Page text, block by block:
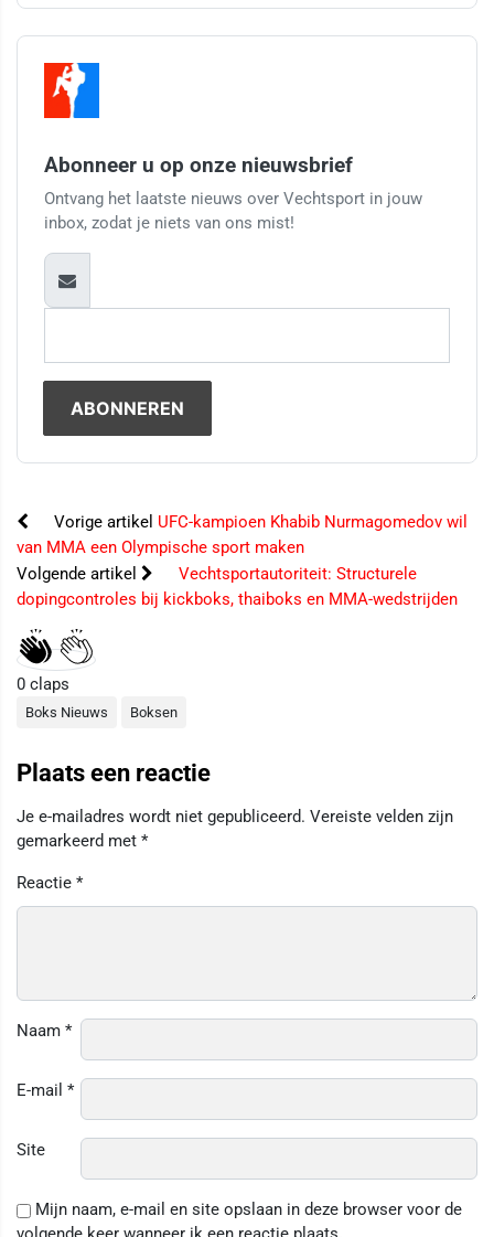
Abonneer u op onze nieuwsbrief
Ontvang het laatste nieuws over Vechtsport in jouw
inbox, zodat je niets van ons mist!
Vorige artikel UFC-kampioen Khabib Nurmagomedov wil
van MMA een Olympische sport maken
Volgende artikel
Vechtsportautoriteit: Structurele
dopingcontroles bij kickboks, thaiboks en MMA-wedstrijden
0 claps
Boks Nieuws Boksen
Plaats een reactie
Je e-mailadres wordt niet gepubliceerd. Vereiste velden zijn
gemarkeerd met *
Reactie *
Naam *
E-mail *
Site
Mijn naam, e-mail en site opslaan in deze browser voor de